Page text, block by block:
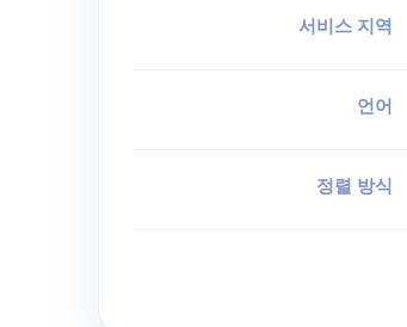
서비스 지역
언어
정렬 방식